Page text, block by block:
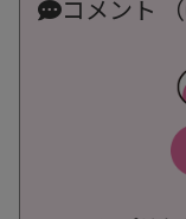
コメント （